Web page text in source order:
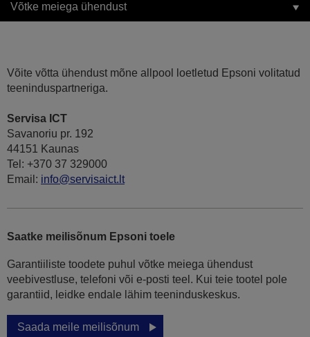
Võtke meiega ühendust
Võite võtta ühendust mõne allpool loetletud Epsoni volitatud
teeninduspartneriga.
Servisa ICT
Savanoriu pr. 192
44151 Kaunas
Tel: +370 37 329000
Email: info@servisaict.lt
Saatke meilisõnum Epsoni toele
Garantiiliste toodete puhul võtke meiega ühendust
veebivestluse, telefoni või e-posti teel. Kui teie tootel pole
garantiid, leidke endale lähim teeninduskeskus.
Saada meile meilisõnum